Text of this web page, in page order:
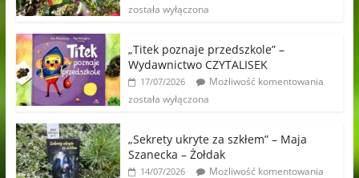
została wyłączona
„Titek poznaje przedszkole” –
Wydawnictwo CZYTALISEK
17/07/2026
Możliwość komentowania
została wyłączona
„Sekrety ukryte za szkłem” – Maja
Szanecka – Żołdak
14/07/2026
Możliwość komentowania